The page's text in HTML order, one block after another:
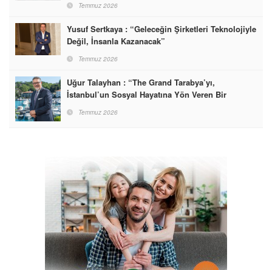
Temmuz 2026
Yusuf Sertkaya : “Geleceğin Şirketleri Teknolojiyle
Değil, İnsanla Kazanacak”
Temmuz 2026
Uğur Talayhan : “The Grand Tarabya’yı,
İstanbul’un Sosyal Hayatına Yön Veren Bir
Destinasyon Haline Getirmeyi Hedefliyorum”
Temmuz 2026